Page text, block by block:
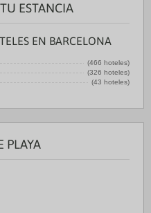
ESTANCIA
EN BARCELONA
(466 hoteles)
(326 hoteles)
(43 hoteles)
PLAYA